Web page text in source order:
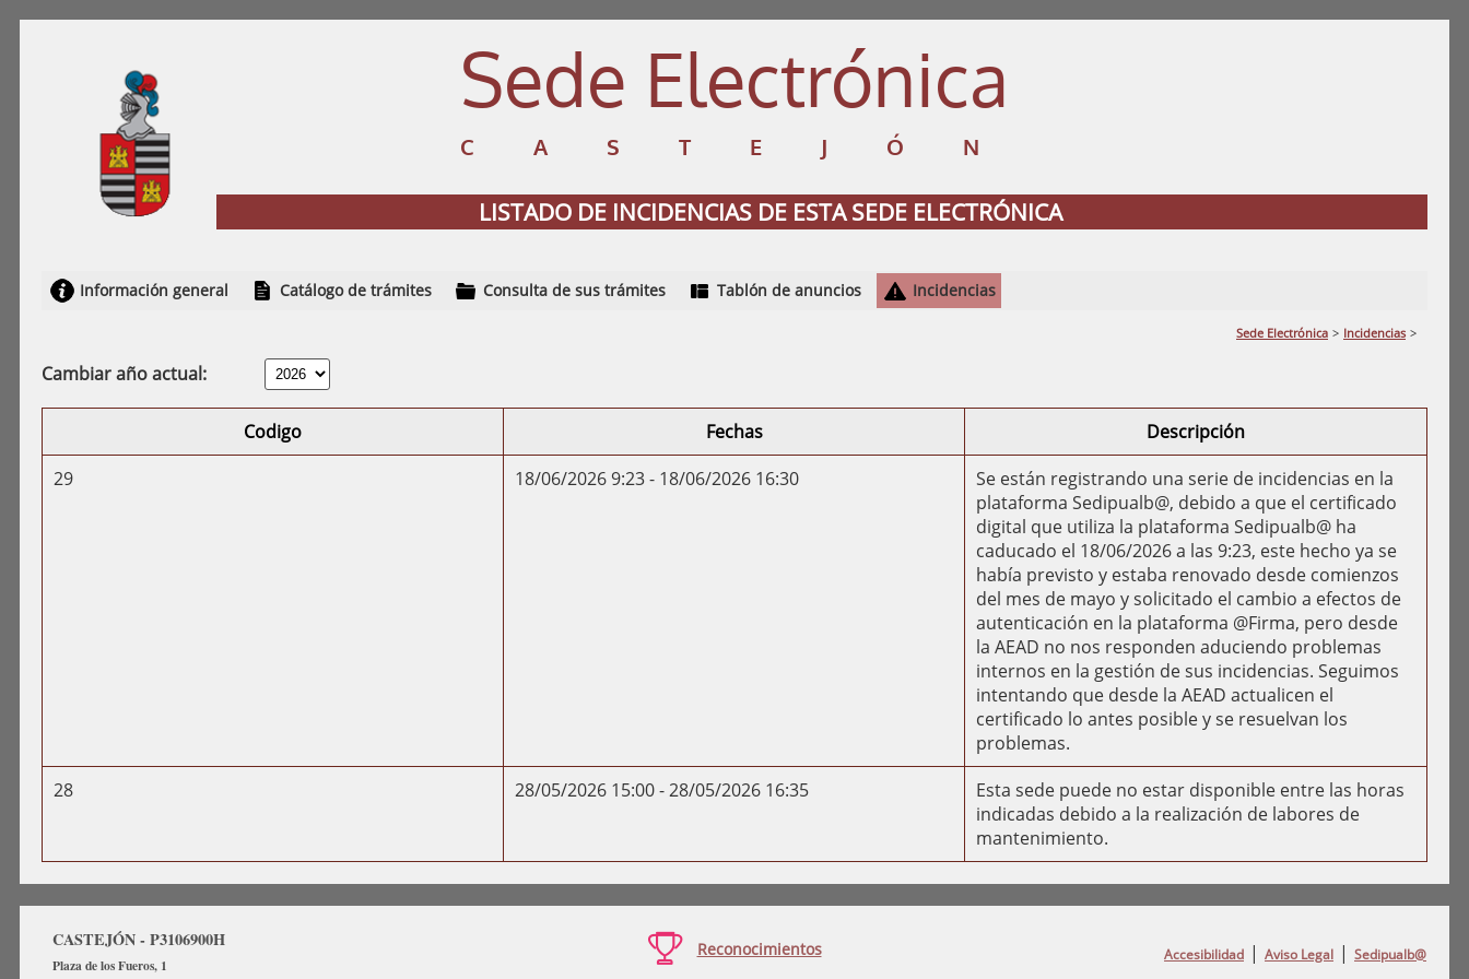
Sede Electrónica
CASTEJÓN
LISTADO DE INCIDENCIAS DE ESTA SEDE ELECTRÓNICA
Información general Catálogo de trámites Consulta de sus trámites Tablón de anuncios Incidencias
Sede Electrónica > Incidencias >
Cambiar año actual:
Codigo Fechas
Descripción
29
18/06/2026 9:23 - 18/06/2026 16:30
Se están registrando una serie de incidencias en la
plataforma Sedipualb@, debido a que el certificado
digital que utiliza la plataforma Sedipualb@ ha
caducado el 18/06/2026 a las 9:23, este hecho ya se
había previsto y estaba renovado desde comienzos
del mes de mayo y solicitado el cambio a efectos de
autenticación en la plataforma @Firma, pero desde
la AEAD no nos responden aduciendo problemas
internos en la gestión de sus incidencias. Seguimos
intentando que desde la AEAD actualicen el
certificado lo antes posible y se resuelvan los
problemas.
28
28/05/2026 15:00 - 28/05/2026 16:35
Esta sede puede no estar disponible entre las horas
indicadas debido a la realización de labores de
mantenimiento.
CASTEJÓN - P3106900H
Plaza de los Fueros, 1
 Reconocimientos Accesibilidad | Aviso Legal | Sedipualb@